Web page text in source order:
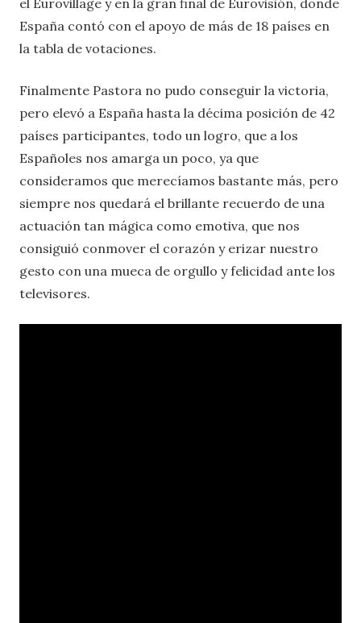
España contó con el apoyo de más de 18 países en
la tabla de votaciones.
Finalmente Pastora no pudo conseguir la victoria,
pero elevó a España hasta la décima posición de 42
países participantes, todo un logro, que a los
Españoles nos amarga un poco, ya que
consideramos que merecíamos bastante más, pero
siempre nos quedará el brillante recuerdo de una
actuación tan mágica como emotiva, que nos
consiguió conmover el corazón y erizar nuestro
gesto con una mueca de orgullo y felicidad ante los
televisores.